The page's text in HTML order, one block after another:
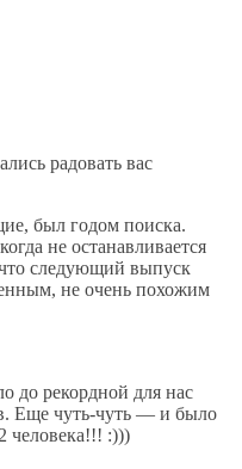
радовать вас
был годом поиска.
не останавливается
следующий выпуск
не очень похожим
до рекордной для нас
Еще чуть-чуть — и было
человека!!! :)))